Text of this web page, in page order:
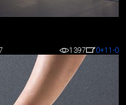
1397 0+11 -0